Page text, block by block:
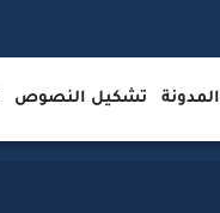
المدونة تشكيل النصوص